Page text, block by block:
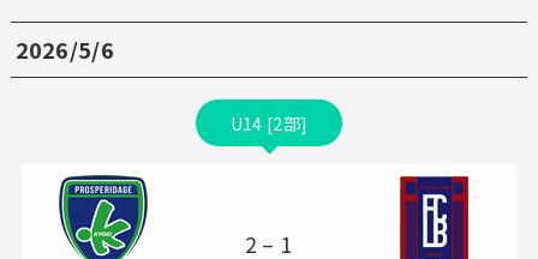
2026/5/6
U14 [2部]
2 – 1